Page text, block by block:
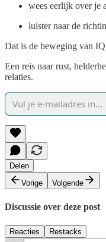
wees eerlijk over je
luister naar de
Dat is de beweging van
Een reis naar rust,
relaties.
Delen
Vorige
Volgende
Discussie over deze post
Reacties Restacks